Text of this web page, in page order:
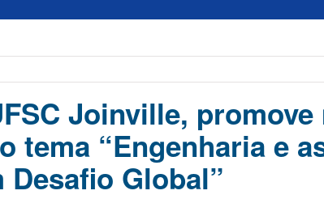
Joinville, promove
tema “Engenharia e
Global”